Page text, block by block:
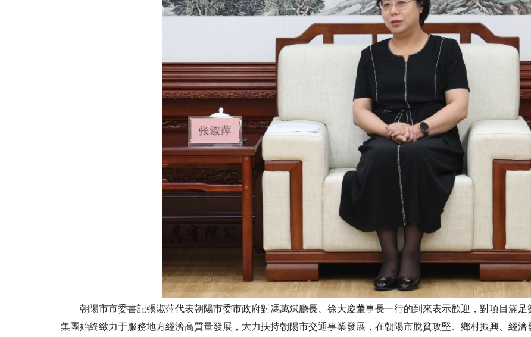
朝陽市市委書記張淑萍代表朝陽市委市政府對馮萬斌廳長、徐大慶董事長一行的到來表示歡迎，對項目滿足
集團始終緻力于服務地方經濟高質量發展，大力扶持朝陽市交通事業發展，在朝陽市脫貧攻堅、鄉村振興、經